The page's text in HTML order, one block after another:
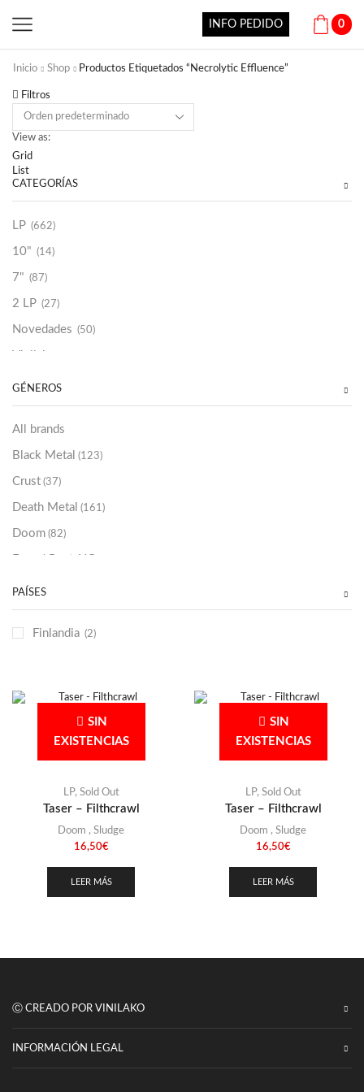
INFO PEDIDO 0
Inicio Shop Productos Etiquetados “Necrolytic Effluence”
Filtros
View as:
Grid
List
CATEGORÍAS
LP (662)
10" (14)
7" (87)
2 LP (27)
Novedades (50)
Vinilako
Sold Out
GÉNEROS
All brands
Black Metal (123)
Crust (37)
Death Metal (161)
Doom (82)
Emo / Post-HC
Grindcore
Hard Rock (48)
Hardcore (153)
Otros (38)
(146)
(22)
PAÍSES
Finlandia (2)
SIN
EXISTENCIAS
LP, Sold Out
Taser – Filthcrawl
Doom , Sludge
16,50€
LEER MÁS
SIN
EXISTENCIAS
LP, Sold Out
Taser – Filthcrawl
Doom , Sludge
16,50€
LEER MÁS
Ⓒ CREADO POR VINILAKO
INFORMACIÓN LEGAL